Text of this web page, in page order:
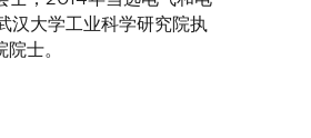
汉大学工业科学研究院执
士。